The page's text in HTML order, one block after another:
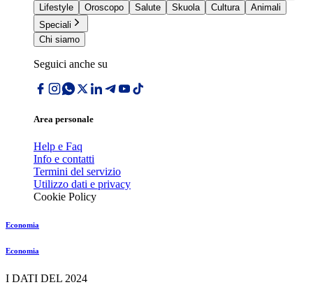
Lifestyle
Oroscopo Salute Skuola Cultura
Animali
Speciali
Chi siamo
Seguici anche su
Area personale
Help e Faq
Info e contatti
Termini del servizio
Utilizzo dati e privacy
Cookie Policy
Economia
Economia
I DATI DEL 2024